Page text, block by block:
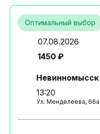
Оптимальный выбор
07.08.2026
1450 ₽
Невинномысск
13:20
Ул. Менделеева,